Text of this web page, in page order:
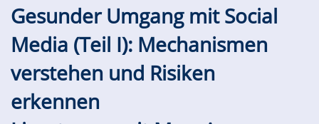
Gesunder Umgang mit Social
Media (Teil I): Mechanismen
verstehen und Risiken
erkennen